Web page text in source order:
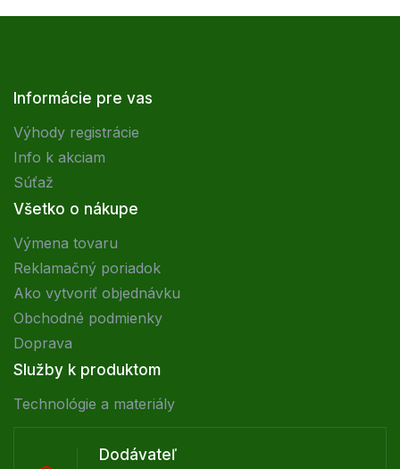
Informácie pre vas
Výhody registrácie
Info k akciam
Súťaž
Všetko o nákupe
Výmena tovaru
Reklamačný poriadok
Ako vytvoriť objednávku
Obchodné podmienky
Doprava
Služby k produktom
Technológie a materiály
Dodávateľ